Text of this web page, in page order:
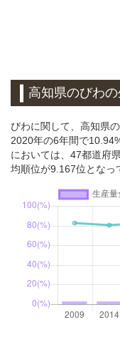
高知県のびわ
びわに関して、高知県
2020年の6年間で
においては、47都道府
均順位が9.167位となっ